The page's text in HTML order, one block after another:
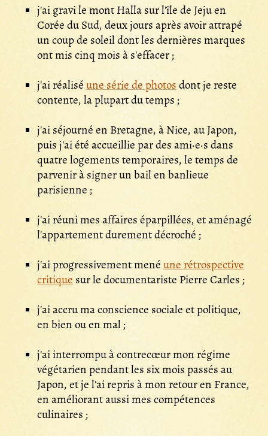
j'ai gravi le mont Halla sur l'île de Jeju en
Corée du Sud, deux jours après avoir attrapé
un coup de soleil dont les dernières marques
ont mis cinq mois à s'effacer ;
j'ai réaliséune série de photosdont je reste
contente, la plupart du temps ;
j'ai séjourné en Bretagne, à Nice, au Japon,
puis j'ai été accueillie par des ami·e·s dans
quatre logements temporaires, le temps de
parvenir à signer un bail en banlieue
parisienne ;
j'ai réuni mes affaires éparpillées, et aménagé
l'appartement durement décroché ;
j'ai progressivement menéune rétrospective
critique sur le documentariste Pierre Carles ;
j'ai accru ma conscience sociale et politique,
en bien ou en mal ;
j'ai interrompu à contrecœur mon régime
végétarien pendant les six mois passés au
Japon, et je l'ai repris à mon retour en France,
en améliorant aussi mes compétences
culinaires ;